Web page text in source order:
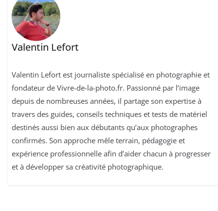
Valentin Lefort
Valentin Lefort est journaliste spécialisé en photographie et
fondateur de Vivre-de-la-photo.fr. Passionné par l’image
depuis de nombreuses années, il partage son expertise à
travers des guides, conseils techniques et tests de matériel
destinés aussi bien aux débutants qu’aux photographes
confirmés. Son approche mêle terrain, pédagogie et
expérience professionnelle afin d’aider chacun à progresser
et à développer sa créativité photographique.